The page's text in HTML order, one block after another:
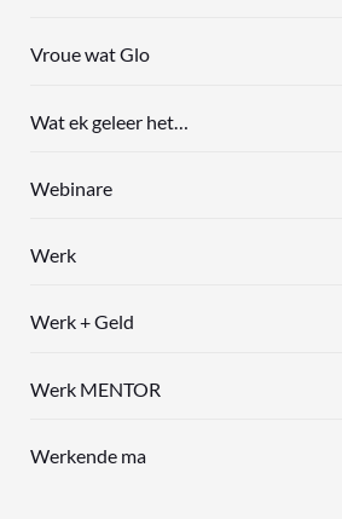
Vroue wat Glo
Wat ek geleer het…
Webinare
Werk
Werk + Geld
Werk MENTOR
Werkende ma